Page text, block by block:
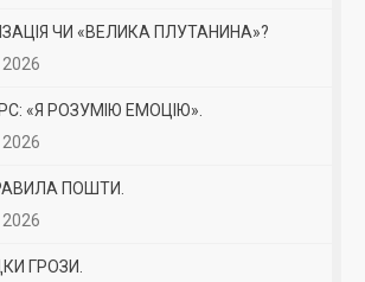
ЧИ «ВЕЛИКА ПЛУТАНИНА»?
«Я РОЗУМІЮ ЕМОЦІЮ».
ПОШТИ.
ГРОЗИ.